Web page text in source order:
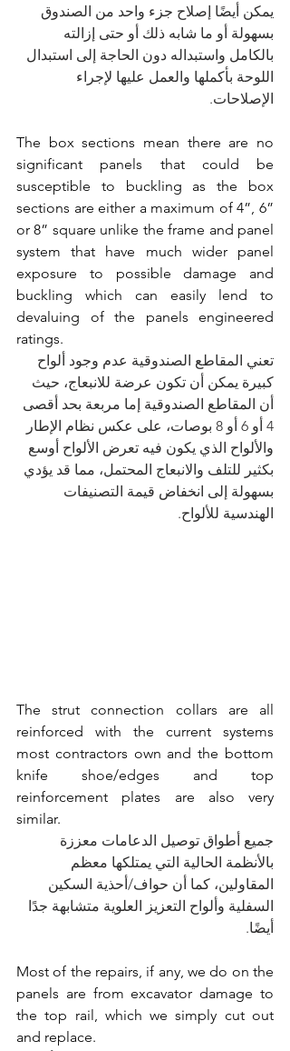
يمكن أيضًا إصلاح جزء واحد من الصندوق
بسهولة أو ما شابه ذلك أو حتى إزالته
بالكامل واستبداله دون الحاجة إلى استبدال
اللوحة بأكملها والعمل عليها لإجراء
الإصلاحات.
The box sections mean there are no
significant panels that could be
susceptible to buckling as the box
sections are either a maximum of 4”, 6”
or 8” square unlike the frame and panel
system that have much wider panel
exposure to possible damage and
buckling which can easily lend to
devaluing of the panels engineered
ratings.
تعني المقاطع الصندوقية عدم وجود ألواح
كبيرة يمكن أن تكون عرضة للانبعاج، حيث
أن المقاطع الصندوقية إما مربعة بحد أقصى
4 أو 6 أو 8 بوصات، على عكس نظام الإطار
والألواح الذي يكون فيه تعرض الألواح أوسع
بكثير للتلف والانبعاج المحتمل، مما قد يؤدي
بسهولة إلى انخفاض قيمة التصنيفات
الهندسية للألواح.
The strut connection collars are all
reinforced with the current systems
most contractors own and the bottom
knife shoe/edges and top
reinforcement plates are also very
similar.
جميع أطواق توصيل الدعامات معززة
بالأنظمة الحالية التي يمتلكها معظم
المقاولين، كما أن حواف/أحذية السكين
السفلية وألواح التعزيز العلوية متشابهة جدًا
أيضًا.
Most of the repairs, if any, we do on the
panels are from excavator damage to
the top rail, which we simply cut out
and replace.